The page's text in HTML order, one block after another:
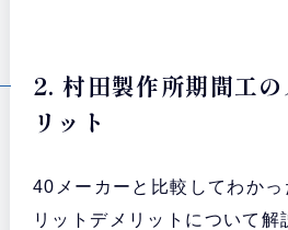
2. 村田製作所期間工
リット
40メーカーと比較してわかっ
リットデメリットについて解